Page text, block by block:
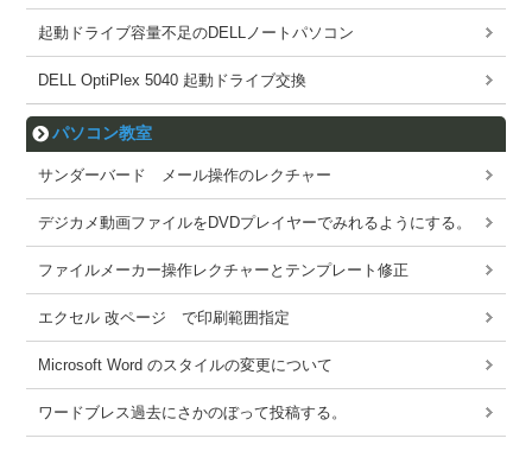
起動ドライブ容量不足のDELLノートパソコン
DELL OptiPlex 5040 起動ドライブ交換
パソコン教室
サンダーバード メール操作のレクチャー
デジカメ動画ファイルをDVDプレイヤーでみれるようにする。
ファイルメーカー操作レクチャーとテンプレート修正
エクセル 改ページ で印刷範囲指定
Microsoft Word のスタイルの変更について
ワードブレス過去にさかのぼって投稿する。